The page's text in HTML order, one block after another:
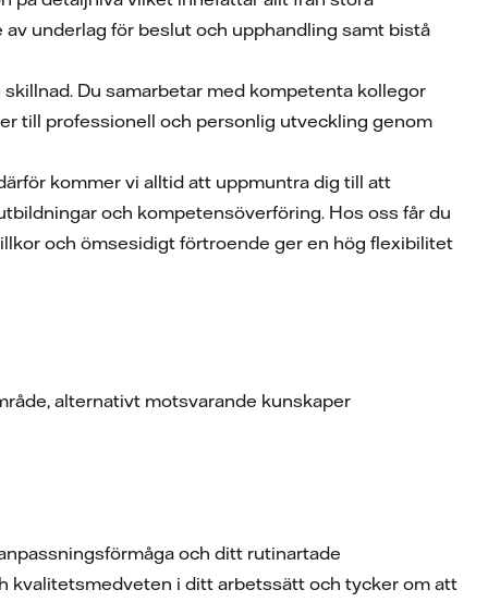
underlag för beslut och upphandling samt bistå
Du samarbetar med kompetenta kollegor
till professionell och personlig utveckling genom
kommer vi alltid att uppmuntra dig till att
och kompetensöverföring. Hos oss får du
och ömsesidigt förtroende ger en hög flexibilitet
alternativt motsvarande kunskaper
och ditt rutinartade
kvalitetsmedveten i ditt arbetssätt och tycker om att